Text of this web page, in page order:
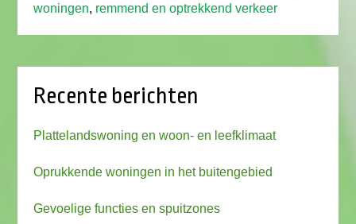
woningen, remmend en optrekkend verkeer
Recente berichten
Plattelandswoning en woon- en leefklimaat
Oprukkende woningen in het buitengebied
Gevoelige functies en spuitzones